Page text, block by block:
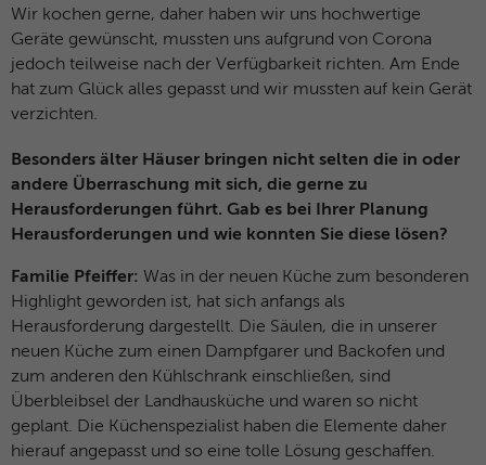
Wir kochen gerne, daher haben wir uns hochwertige
Geräte gewünscht, mussten uns aufgrund von Corona
jedoch teilweise nach der Verfügbarkeit richten. Am Ende
hat zum Glück alles gepasst und wir mussten auf kein Gerät
verzichten.
Besonders älter Häuser bringen nicht selten die in oder
andere Überraschung mit sich, die gerne zu
Herausforderungen führt. Gab es bei Ihrer Planung
Herausforderungen und wie konnten Sie diese lösen?
Familie Pfeiffer: Was in der neuen Küche zum besonderen
Highlight geworden ist, hat sich anfangs als
Herausforderung dargestellt. Die Säulen, die in unserer
neuen Küche zum einen Dampfgarer und Backofen und
zum anderen den Kühlschrank einschließen, sind
Überbleibsel der Landhausküche und waren so nicht
geplant. Die Küchenspezialist haben die Elemente daher
hierauf angepasst und so eine tolle Lösung geschaffen.